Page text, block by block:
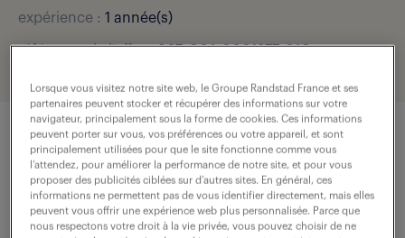
expérience : 1 année(s)
référence de l'offre :307-O24-0001977_01C
description du poste
Quels défis passionnants réserve le poste de
Lorsque vous visitez notre site web, le Groupe Randstad France et ses
partenaires peuvent stocker et récupérer des informations sur votre
navigateur, principalement sous la forme de cookies. Ces informations
peuvent porter sur vous, vos préférences ou votre appareil, et sont
principalement utilisées pour que le site fonctionne comme vous
l’attendez, pour améliorer la performance de notre site, et pour vous
proposer des publicités ciblées sur d’autres sites. En général, ces
informations ne permettent pas de vous identifier directement, mais elles
peuvent vous offrir une expérience web plus personnalisée. Parce que
nous respectons votre droit à la vie privée, vous pouvez choisir de ne